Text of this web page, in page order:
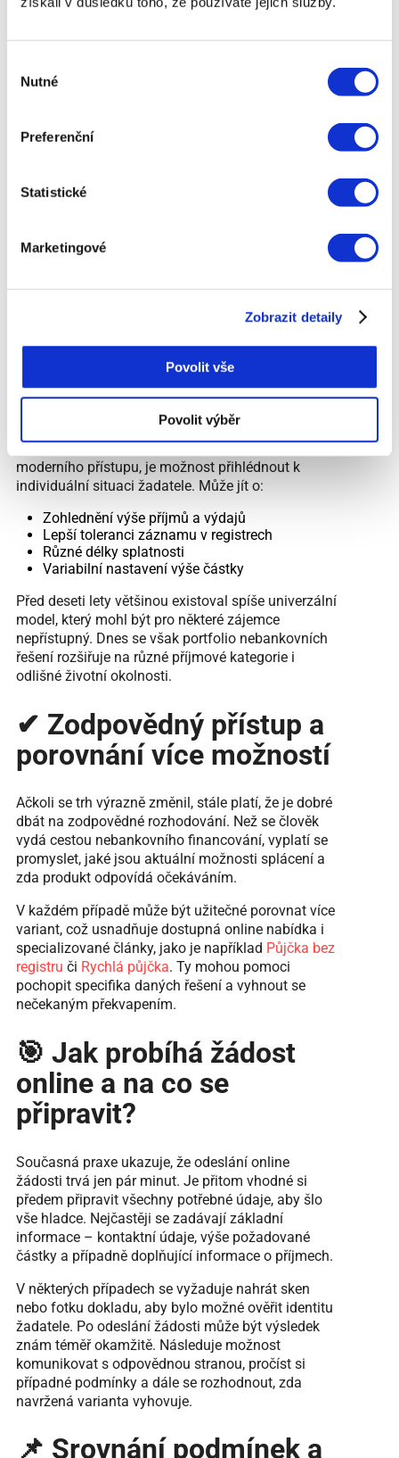
souhlasu
Nutné
Preferenční
Statistické
Marketingové
Zobrazit detaily
Povolit vše
Povolit výběr
nebankovního trhu. Dříve k němu část zájemců
jedna z mnoha cest, jak řešit individuální finanční
užitečných článků, diskusních fór nebo recenzí, kde
Společenské klima se proměnilo natolik, že využití
nebankovních produktů přestalo být tabu. V mnoha
prostředky na potřebné výdaje, aniž by bylo nutné
📌 Důraz na individuální
situace
moderního přístupu, je možnost přihlédnout k
individuální situaci žadatele. Může jít o:
Zohlednění výše příjmů a výdajů
Lepší toleranci záznamu v registrech
Různé délky splatnosti
Variabilní nastavení výše částky
Před deseti lety většinou existoval spíše univerzální
model, který mohl být pro některé zájemce
nepřístupný. Dnes se však portfolio nebankovních
řešení rozšiřuje na různé příjmové kategorie i
odlišné životní okolnosti.
✔ Zodpovědný přístup a
porovnání více možností
Ačkoli se trh výrazně změnil, stále platí, že je dobré
dbát na zodpovědné rozhodování. Než se člověk
vydá cestou nebankovního financování, vyplatí se
promyslet, jaké jsou aktuální možnosti splácení a
zda produkt odpovídá očekáváním.
V každém případě může být užitečné porovnat více
variant, což usnadňuje dostupná online nabídka i
specializované články, jako je například Půjčka bez
registru či Rychlá půjčka. Ty mohou pomoci
pochopit specifika daných řešení a vyhnout se
nečekaným překvapením.
🎯 Jak probíhá žádost
online a na co se
připravit?
Současná praxe ukazuje, že odeslání online
žádosti trvá jen pár minut. Je přitom vhodné si
předem připravit všechny potřebné údaje, aby šlo
vše hladce. Nejčastěji se zadávají základní
informace – kontaktní údaje, výše požadované
částky a případně doplňující informace o příjmech.
V některých případech se vyžaduje nahrát sken
nebo fotku dokladu, aby bylo možné ověřit identitu
žadatele. Po odeslání žádosti může být výsledek
znám téměř okamžitě. Následuje možnost
komunikovat s odpovědnou stranou, pročíst si
případné podmínky a dále se rozhodnout, zda
navržená varianta vyhovuje.
📌 Srovnání podmínek a